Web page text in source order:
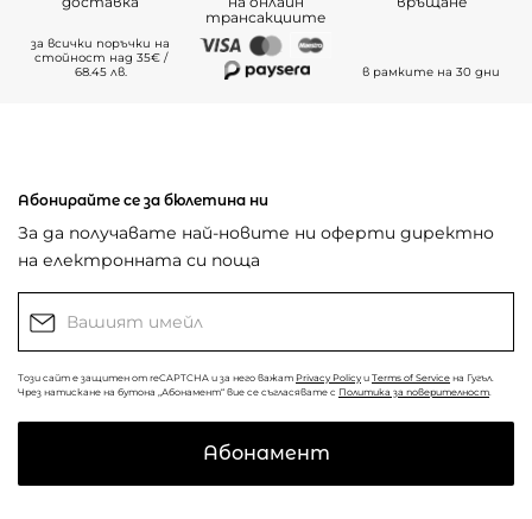
за всички поръчки на
стойност над 35€ /
68.45 лв.
трансакциите
в рамките на 30 дни
Абонирайте се за бюлетина ни
За да получавате най-новите ни оферти директно
на електронната си поща
Този сайт е защитен от reCAPTCHA и за него важат Privacy Policy и Terms of Service на Гугъл.
Чрез натискане на бутона „Абонамент“ вие се съгласявате с Политика за поверителност
Абонамент